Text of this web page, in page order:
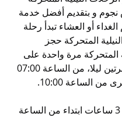
و بتقديم أفضل خدمة
أو العشاء تبدأ رحلة
المتحركة حجز
المتحركة مرة واحدة على
الساعة 10:00.
1- الابحار لمدة 3 ساعات ابتداء من الساعة